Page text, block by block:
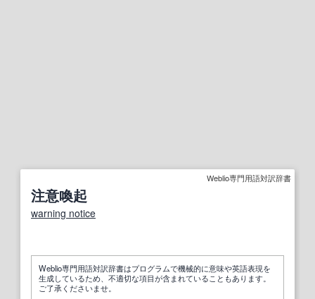
Weblio専門用語対訳辞書
注意喚起
warning notice
Weblio専門用語対訳辞書はプログラムで機械的に意味や英語表現を
生成しているため、不適切な項目が含まれていることもあります。
ご了承くださいませ。